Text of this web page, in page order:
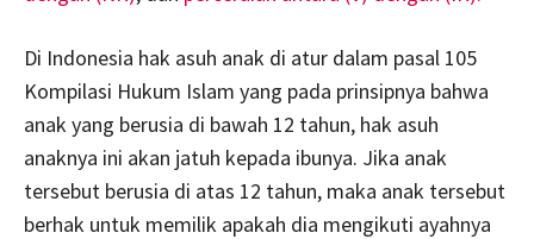
Di Indonesia hak asuh anak di atur dalam pasal 105
Kompilasi Hukum Islam yang pada prinsipnya bahwa
anak yang berusia di bawah 12 tahun, hak asuh
anaknya ini akan jatuh kepada ibunya. Jika anak
tersebut berusia di atas 12 tahun, maka anak tersebut
berhak untuk memilik apakah dia mengikuti ayahnya